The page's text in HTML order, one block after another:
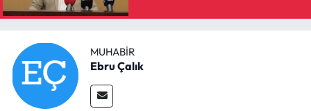
MUHABIR
Ebru Çalık